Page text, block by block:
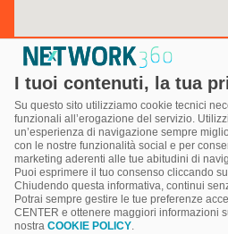
I tuoi contenuti, la tua
Su questo sito utilizziamo cookie tecnici
funzionali all’erogazione del servizio.
un’esperienza di navigazione sempre
con le nostre funzionalità social e per
marketing aderenti alle tue abitudini di
Puoi esprimere il tuo consenso cliccando
Chiudendo questa informativa, continui
Potrai sempre gestire le tue preferenze
CENTER e ottenere maggiori informazioni
nostra COOKIE POLICY.